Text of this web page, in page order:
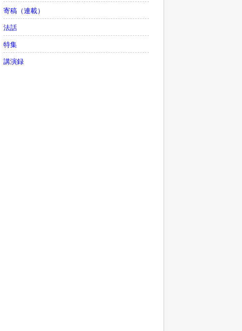
寄稿（連載）
法話
特集
講演録